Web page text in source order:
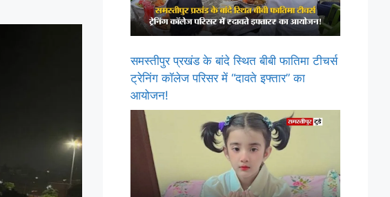
समस्तीपुर प्रखंड के बांदे स्थित बीबी फातिमा टीचर्स
ट्रेनिंग कॉलेज परिसर में “दावते इफ्तार” का
आयोजन!